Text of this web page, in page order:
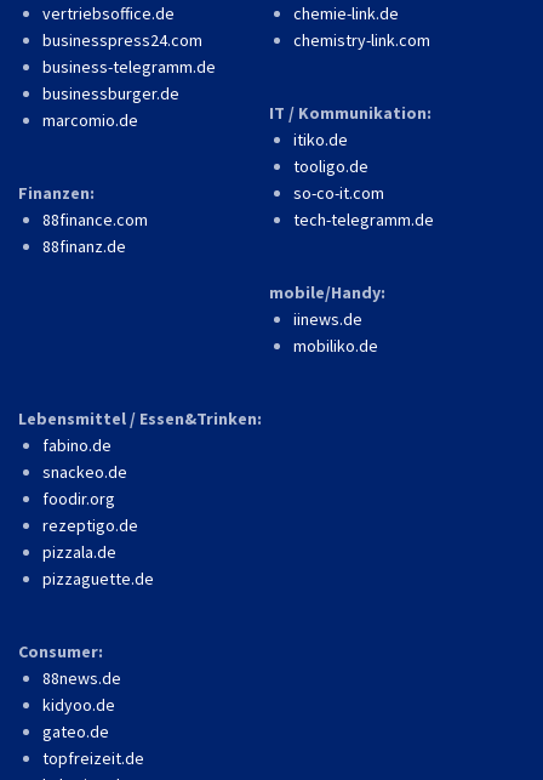
vertriebsoffice.de
businesspress24.com
business-telegramm.de
businessburger.de
marcomio.de
Finanzen:
88finance.com
88finanz.de
chemie-link.de
chemistry-link.com
IT / Kommunikation:
itiko.de
tooligo.de
so-co-it.com
tech-telegramm.de
mobile/Handy:
iinews.de
mobiliko.de
Lebensmittel / Essen&Trinken:
fabino.de
snackeo.de
foodir.org
rezeptigo.de
pizzala.de
pizzaguette.de
Consumer:
88news.de
kidyoo.de
gateo.de
topfreizeit.de